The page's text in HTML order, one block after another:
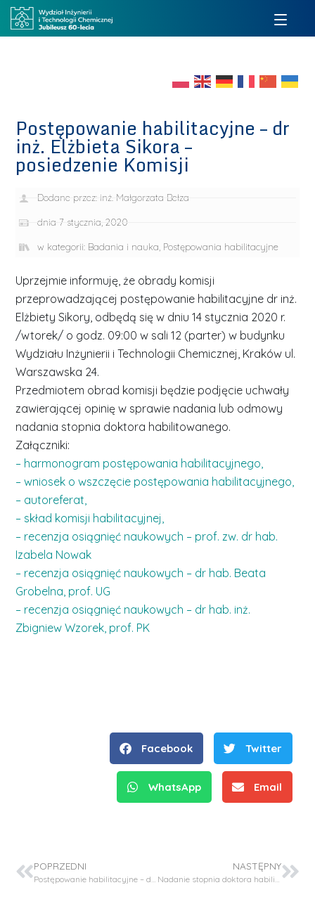
Postępowanie habilitacyjne – dr
inż. Elżbieta Sikora –
posiedzenie Komisji
Dodane przez: inż. Małgorzata Bełza
dnia 7 stycznia, 2020
w kategorii: Badania i nauka, Postępowania habilitacyjne
Uprzejmie informuję, że obrady komisji
przeprowadzającej postępowanie habilitacyjne dr inż.
Elżbiety Sikory, odbędą się w dniu 14 stycznia 2020 r.
/wtorek/ o godz. 09:00 w sali 12 (parter) w budynku
Wydziału Inżynierii i Technologii Chemicznej, Kraków ul.
Warszawska 24.
Przedmiotem obrad komisji będzie podjęcie uchwały
zawierającej opinię w sprawie nadania lub odmowy
nadania stopnia doktora habilitowanego.
Załączniki:
– harmonogram postępowania habilitacyjnego,
– wniosek o wszczęcie postępowania habilitacyjnego,
– autoreferat,
– skład komisji habilitacyjnej,
– recenzja osiągnięć naukowych – prof. zw. dr hab.
Izabela Nowak
– recenzja osiągnięć naukowych – dr hab. Beata
Grobelna, prof. UG
– recenzja osiągnięć naukowych – dr hab. inż.
Zbigniew Wzorek, prof. PK
Facebook Twitter
WhatsApp Email
POPRZEDNI
Postępowanie habilitacyjne – dr inż. Elżbieta Sikora – recenzje
NASTĘPNY
Nadanie stopnia doktora habilitowanego – dr inż. Szczepan Bednarz